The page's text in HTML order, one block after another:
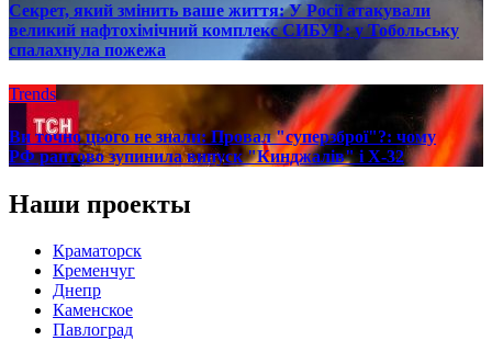
Секрет, який змінить ваше життя: У Росії атакували
великий нафтохімічний комплекс СИБУР: у Тобольську
спалахнула пожежа
Trends
Ви точно цього не знали: Провал "суперзброї"?: чому
РФ раптово зупинила випуск "Кинджалів" і Х-32
Наши проекты
Краматорск
Кременчуг
Днепр
Каменское
Павлоград